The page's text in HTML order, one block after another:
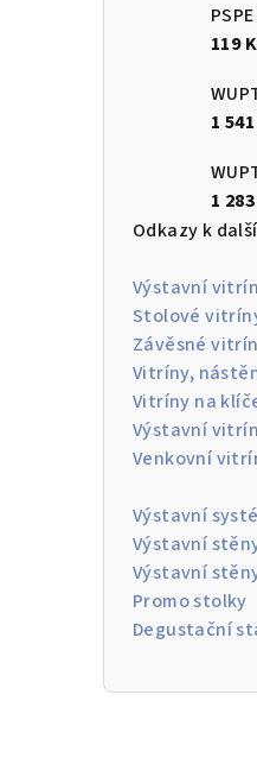
119
1
1
Odkazy k
Výstavní
Stolové
Závěsné
Vitríny,
Vitríny na
Výstavní
Venkovní
Výstavní
Výstavní
Výstavní
Promo stolky
Degustační